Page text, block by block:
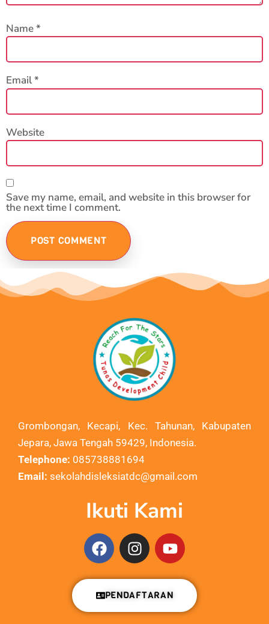
Name*
Email*
Website
Save my name, email, and website in this browser for
the next time I comment.
Grombongan, Kecapi, Kec. Tahunan, Kabupaten
Jepara, Jawa Tengah 59429, Indonesia.
Telephone: 085738881694
Email: sekolahdisleksiatdc@gmail.com
Ikuti Kami
PENDAFTARAN